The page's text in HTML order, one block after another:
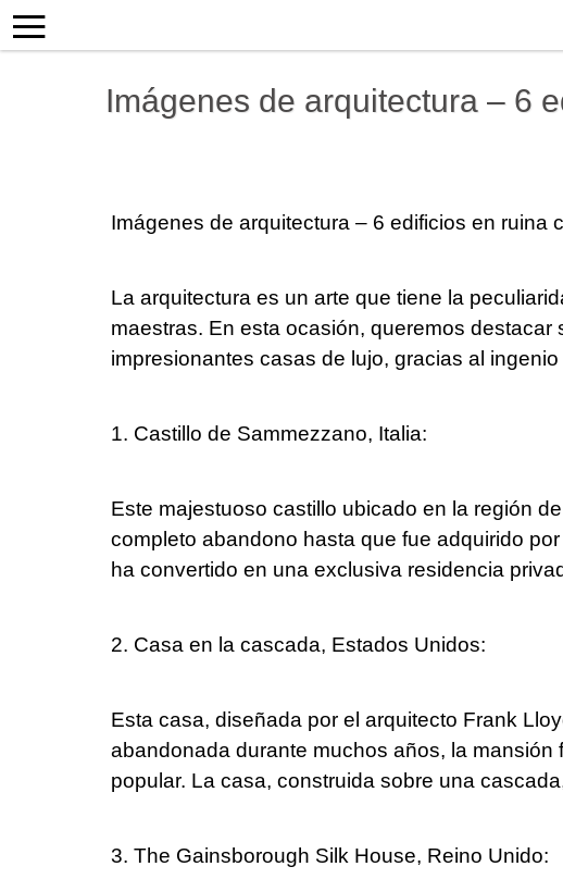
Imágenes de arquitectura – 6
Imágenes de arquitectura – 6 edificios en ruina
La arquitectura es un arte que tiene la
maestras. En esta ocasión, queremos
impresionantes casas de lujo, gracias al
1. Castillo de Sammezzano, Italia:
Este majestuoso castillo ubicado en la región
completo abandono hasta que fue adquirido
ha convertido en una exclusiva residencia
2. Casa en la cascada, Estados Unidos:
Esta casa, diseñada por el arquitecto Frank
abandonada durante muchos años, la
popular. La casa, construida sobre una
3. The Gainsborough Silk House, Reino Unido: